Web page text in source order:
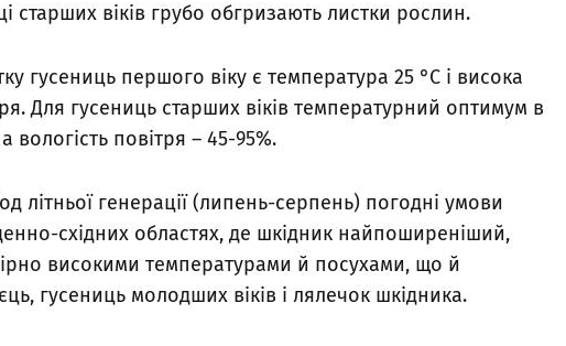
старших віків грубо обгризають листки рослин.
гусениць першого віку є температура 25 °С і висока
Для гусениць старших віків температурний оптимум в
вологість повітря – 45-95%.
літньої генерації (липень-серпень) погодні умови
східних областях, де шкідник найпоширеніший,
високими температурами й посухами, що й
гусениць молодших віків і лялечок шкідника.